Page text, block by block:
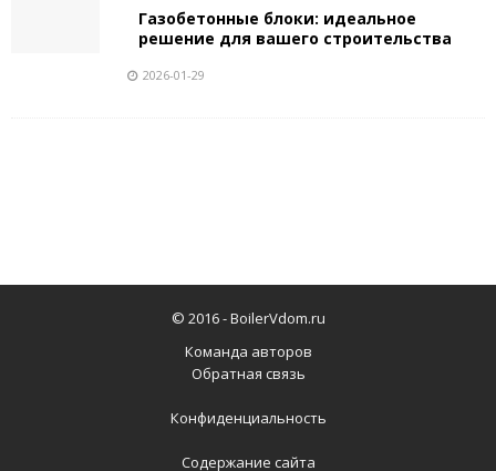
Газобетонные блоки: идеальное
решение для вашего строительства
2026-01-29
© 2016 -BoilerVdom.ru
Команда авторов
Обратная связь
Конфиденциальность
Содержание сайта